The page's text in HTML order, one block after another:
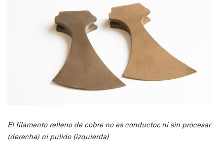
El filamento relleno de cobre no es conductor, ni sin procesar
(derecha) ni pulido (izquierda)